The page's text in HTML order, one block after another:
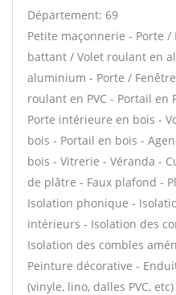
Département: 69
Petite maçonnerie - Porte
battant / Volet roulant en
aluminium - Porte /
roulant en PVC - Portail en
Porte intérieure en bois -
bois - Portail en bois -
bois - Vitrerie - Véranda -
de plâtre - Faux plafond -
Isolation phonique -
intérieurs - Isolation des
Isolation des combles
Peinture décorative -
(vinyle, lino, dalles PVC,